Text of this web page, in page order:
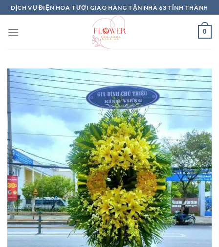
Skip
to
content
DỊCH VỤ ĐIỆN HOA TƯƠI GIAO HÀNG TẬN NHÀ 63 TỈNH THÀNH
0